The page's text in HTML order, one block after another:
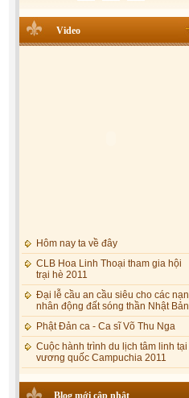
Video
Hôm nay ta về đây
CLB Hoa Linh Thoại tham gia hội
trại hè 2011
Đại lễ cầu an cầu siêu cho các nạn
nhân động đất sóng thần Nhật Bản
Phật Đản ca - Ca sĩ Võ Thu Nga
Cuộc hành trình du lịch tâm linh tại
vương quốc Campuchia 2011
Blog mới cập nhật